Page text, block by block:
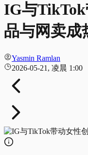
IG与
品与网卖成
Yasmin Ramlan
2026-05-21, 凌晨 1:00